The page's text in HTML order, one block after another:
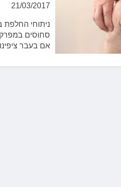
21/03/2017
ניתוחי החלפת
סחוסים
אם בעבר ציפינו